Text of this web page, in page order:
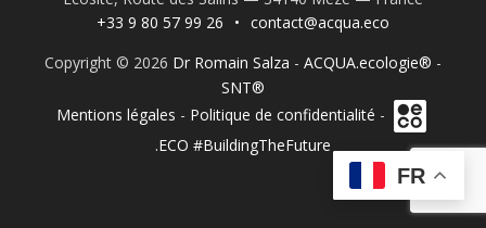
+33 9 80 57 99 26
• contact@acqua.eco
Copyright © 2026 Dr Romain Salza - ACQUA.ecologie® -
SNT®
Mentions légales - Politique de confidentialité -
.ECO #BuildingTheFuture
FR